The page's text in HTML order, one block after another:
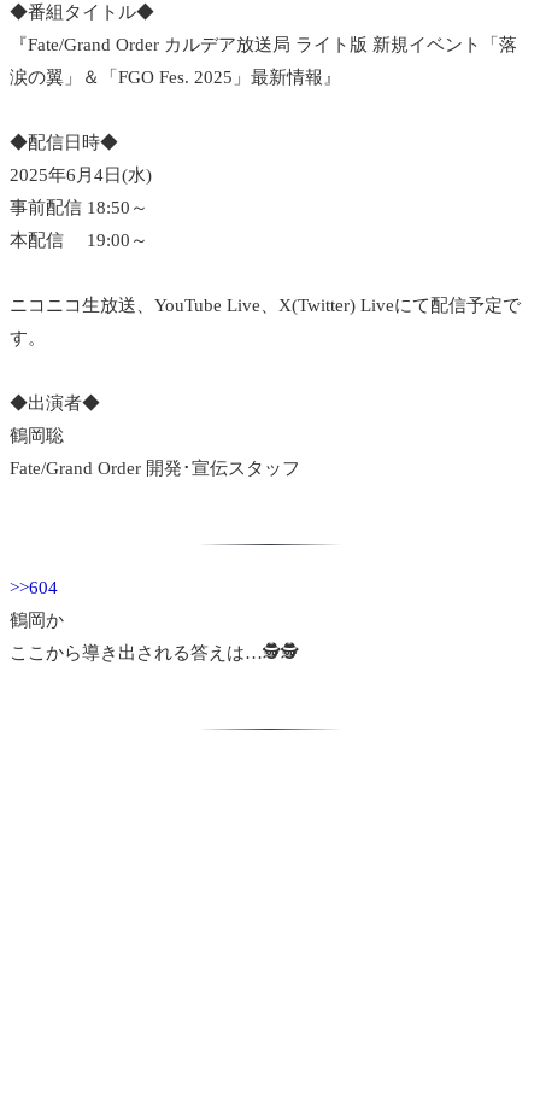
◆番組タイトル◆
『Fate/Grand Order カルデア放送局 ライト版 新規イベント「落
涙の翼」＆「FGO Fes. 2025」最新情報』
◆配信日時◆
2025年6月4日(水)
事前配信 18:50～
本配信 19:00～
ニコニコ生放送、YouTube Live、X(Twitter) Liveにて配信予定で
す。
◆出演者◆
鶴岡聡
Fate/Grand Order 開発･宣伝スタッフ
>>604
鶴岡か
ここから導き出される答えは…🕵🕵